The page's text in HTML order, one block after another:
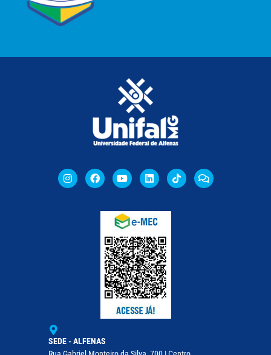
SEDE - ALFENAS